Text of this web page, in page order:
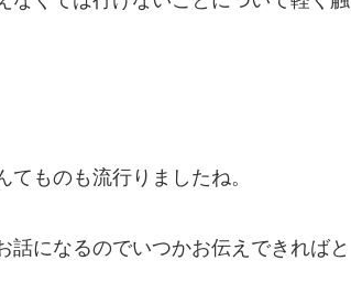
ものも流行りましたね。
になるのでいつかお伝えできればと